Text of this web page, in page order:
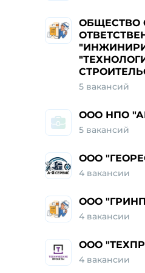
ОБЩЕСТВО
5 вакансий
ООО НПО
5 вакансий
ООО
4 вакансии
ООО
4 вакансии
ООО
4 вакансии